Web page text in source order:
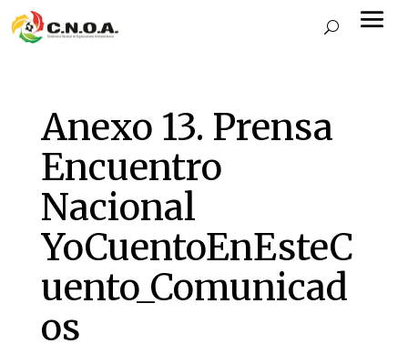
Anexo 13. Prensa
Encuentro
Nacional
YoCuentoEnEsteC
uento_Comunicad
os